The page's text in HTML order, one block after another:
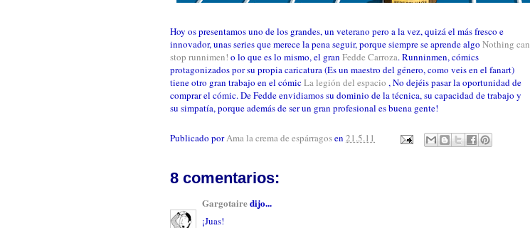
Hoy os presentamos uno de los grandes, un veterano pero a la vez, quizá el más fresco e
innovador, unas series que merece la pena seguir, porque siempre se aprende algo Nothing can
stop runnimen! o lo que es lo mismo, el gran Fedde Carroza. Runninmen, cómics
protagonizados por su propia caricatura (Es un maestro del género, como veis en el fanart)
tiene otro gran trabajo en el cómicLa legión del espacio , No dejéis pasar la oportunidad de
comprar el cómic. De Fedde envidiamos su dominio de la técnica, su capacidad de trabajo y
su simpatía, porque además de ser un gran profesional es buena gente!
Publicado porAma la crema de espárragosen 21.5.11
8 comentarios:
Gargotairedijo...
¡Juas!